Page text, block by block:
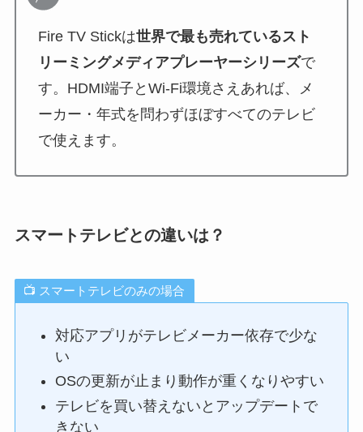
Fire TV Stickは世界で最も売れているスト
リーミングメディアプレーヤーシリーズで
す。HDMI端子とWi-Fi環境さえあれば、メ
ーカー・年式を問わずほぼすべてのテレビ
で使えます。
スマートテレビとの違いは？
📺 スマートテレビのみの場合
対応アプリがテレビメーカー依存で少な
い
OSの更新が止まり動作が重くなりやすい
テレビを買い替えないとアップデートで
きない